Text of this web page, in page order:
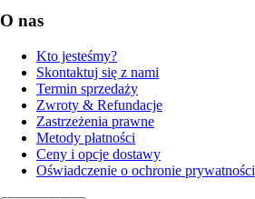
O nas
Kto jesteśmy?
Skontaktuj się z nami
Termin sprzedaży
Zwroty & Refundacje
Zastrzeżenia prawne
Metody płatności
Ceny i opcje dostawy
Oświadczenie o ochronie prywatności